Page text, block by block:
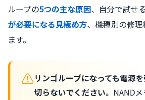
ループの5つの主な原因、自分で試せ
が必要になる見極め方、機種別の修
ます。
⚠リンゴループになっても電源
切らないでください。 NAND